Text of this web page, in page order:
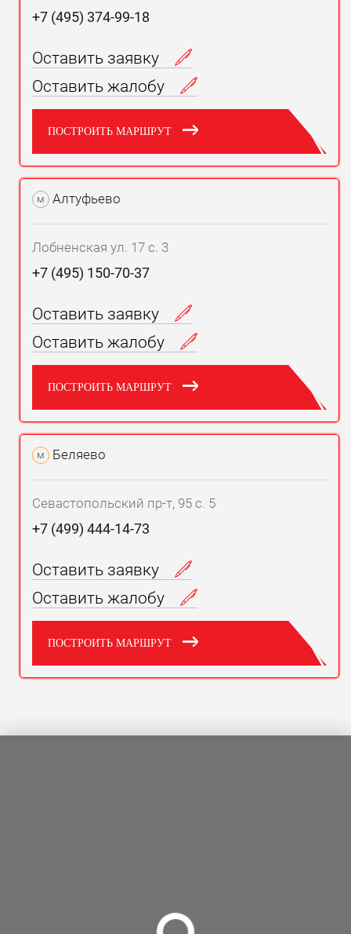
+7 (495) 374-99-18
Оставить заявку
Оставить жалобу
ПОСТРОИТЬ МАРШРУТ
м Алтуфьево
Лобненская ул. 17 с. 3
+7 (495) 150-70-37
Оставить заявку
Оставить жалобу
ПОСТРОИТЬ МАРШРУТ
м Беляево
Севастопольский пр-т, 95 с. 5
+7 (499) 444-14-73
Оставить заявку
Оставить жалобу
ПОСТРОИТЬ МАРШРУТ